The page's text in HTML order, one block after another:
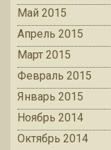
Май 2015
Апрель 2015
Март 2015
Февраль 2015
Январь 2015
Ноябрь 2014
Октябрь 2014